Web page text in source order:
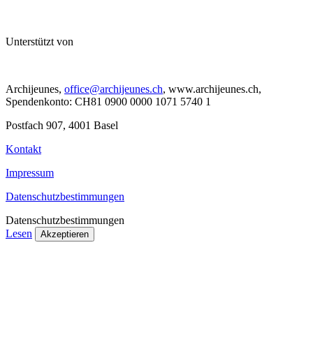
Unterstützt von
Archijeunes, office@archijeunes.ch, www.archijeunes.ch,
Spendenkonto: CH81 0900 0000 1071 5740 1
Postfach 907, 4001 Basel
Kontakt
Impressum
Datenschutzbestimmungen
Datenschutzbestimmungen
Lesen
Akzeptieren